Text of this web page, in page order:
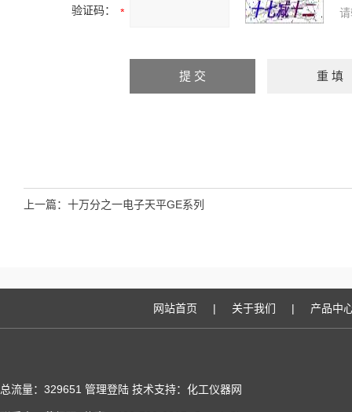
验证码：
上一篇： 十万分之一电子天平GE系列
网站首页 | 关于我们 | 产品中
总流量：329651 管理登陆 技术支持：化工仪器网